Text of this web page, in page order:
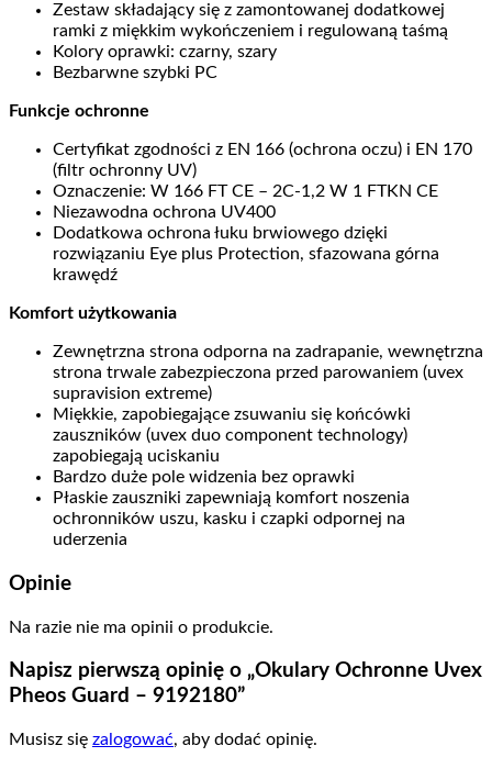
Zestaw składający się z zamontowanej dodatkowej
ramki z miękkim wykończeniem i regulowaną taśmą
Kolory oprawki: czarny, szary
Bezbarwne szybki PC
Funkcje ochronne
Certyfikat zgodności z EN 166 (ochrona oczu) i EN 170
(filtr ochronny UV)
Oznaczenie: W 166 FT CE – 2C-1,2 W 1 FTKN CE
Niezawodna ochrona UV400
Dodatkowa ochrona łuku brwiowego dzięki
rozwiązaniu Eye plus Protection, sfazowana górna
krawędź
Komfort użytkowania
Zewnętrzna strona odporna na zadrapanie, wewnętrzna
strona trwale zabezpieczona przed parowaniem (uvex
supravision extreme)
Miękkie, zapobiegające zsuwaniu się końcówki
zauszników (uvex duo component technology)
zapobiegają uciskaniu
Bardzo duże pole widzenia bez oprawki
Płaskie zauszniki zapewniają komfort noszenia
ochronników uszu, kasku i czapki odpornej na
uderzenia
Opinie
Na razie nie ma opinii o produkcie.
Napisz pierwszą opinię o „Okulary Ochronne Uvex
Pheos Guard – 9192180”
Musisz się zalogować, aby dodać opinię.